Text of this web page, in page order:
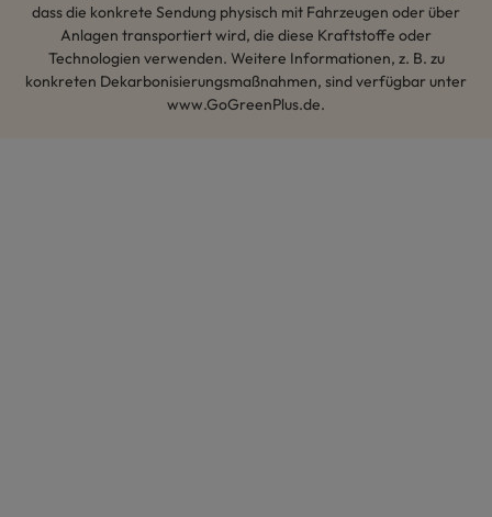
dass die konkrete Sendung physisch mit Fahrzeugen oder über
Anlagen transportiert wird, die diese Kraftstoffe oder
Technologien verwenden. Weitere Informationen, z. B. zu
konkreten Dekarbonisierungsmaßnahmen, sind verfügbar unter
www.GoGreenPlus.de.